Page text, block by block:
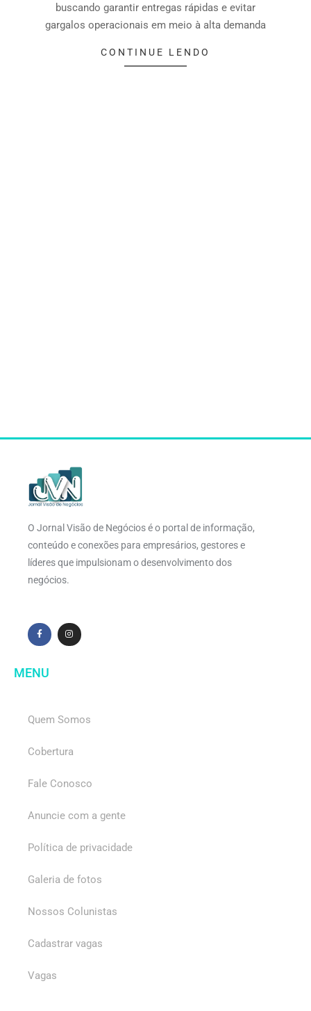
buscando garantir entregas rápidas e evitar
gargalos operacionais em meio à alta demanda
CONTINUE LENDO
O Jornal Visão de Negócios é o portal de informação,
conteúdo e conexões para empresários, gestores e
líderes que impulsionam o desenvolvimento dos
negócios.
MENU
Quem Somos
Cobertura
Fale Conosco
Anuncie com a gente
Política de privacidade
Galeria de fotos
Nossos Colunistas
Cadastrar vagas
Vagas